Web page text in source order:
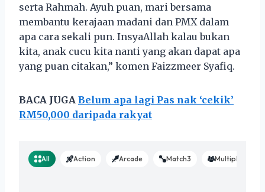
serta Rahmah. Ayuh puan, mari bersama
membantu kerajaan madani dan PMX dalam
apa cara sekali pun. InsyaAllah kalau bukan
kita, anak cucu kita nanti yang akan dapat apa
yang puan citakan,” komen Faizzmeer Syafiq.
BACA JUGA Belum apa lagi Pas nak ‘cekik’
RM50,000 daripada rakyat